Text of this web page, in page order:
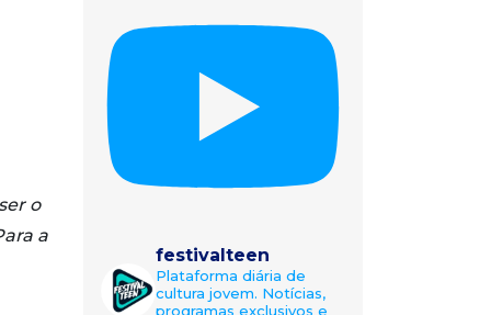
o
a
festivalteen
Plataforma diária de
cultura jovem. Notícias,
programas exclusivos e